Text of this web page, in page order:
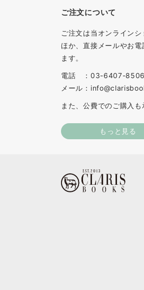
ご注文について
ご注文は当オンラインシ
ほか、直接メールやお電
ます。
電話 ：03-6407-8506
メール：
また、公費でのご購入も
もっと見る